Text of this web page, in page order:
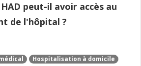
peut-il avoir accès au
de l'hôpital ?
Hospitalisation à domicile